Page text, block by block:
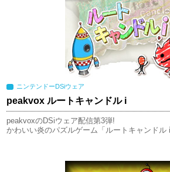
ニンテンドーDSiウェア
peakvox ルートキャンドル i
peakvoxのDSiウェア配信第3弾!
かわいい炎のパズルゲーム「ルートキャンドル